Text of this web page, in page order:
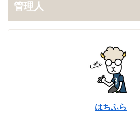
管理人
はちふら